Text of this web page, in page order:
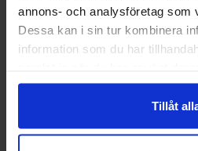
annons- och analysföretag som
Dessa kan i sin tur kombinera
information som du har
Tillåt
Bartons Million Dollar Creamy
Chocolate Bar 57g
31.13 kr
Köp